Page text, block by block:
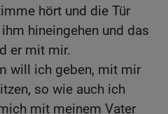
hört und die Tür
hineingehen und das
er mit mir.
will ich geben, mit mir
so wie auch ich
mit meinem Vater